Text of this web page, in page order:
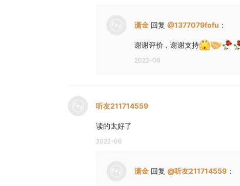
潇金 回复 @1377079fofu ：
谢谢评价，谢谢支持
2022-06
听友211714559
读的太好了
2022-06
潇金 回复 @听友211714559 ：